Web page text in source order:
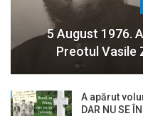
5 August 1976.
Preotul Vasile
A apărut
DAR NU SE